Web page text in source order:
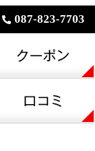
087-823-7703